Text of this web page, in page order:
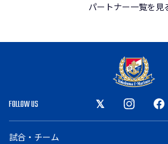
パートナー一覧を見
FOLLOW US
試合・チーム